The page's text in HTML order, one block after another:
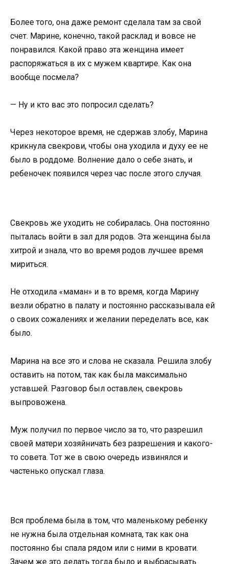
Более того, она даже ремонт сделала там за свой
счет. Марине, конечно, такой расклад и вовсе не
понравился. Какой право эта женщина имеет
распоряжаться в их с мужем квартире. Как она
вообще посмела?
— Ну и кто вас это попросил сделать?
Через некоторое время, не сдержав злобу, Марина
крикнула свекрови, чтобы она уходила и духу ее не
было в роддоме. Волнение дало о себе знать, и
ребеночек появился через час после этого случая.
Свекровь же уходить не собиралась. Она постоянно
пыталась войти в зал для родов. Эта женщина была
хитрой и знала, что во время родов лучшее время
мириться.
Не отходила «маман» и в то время, когда Марину
везли обратно в палату и постоянно рассказывала ей
о своих сожалениях и желании переделать все, как
было.
Марина на все это и слова не сказала. Решила злобу
оставить на потом, так как была максимально
уставшей. Разговор был оставлен, свекровь
выпровожена.
Муж получил по первое число за то, что разрешил
своей матери хозяйничать без разрешения и какого-
то совета. Тот же в свою очередь извинялся и
частенько опускал глаза.
Вся проблема была в том, что маленькому ребенку
не нужна была отдельная комната, так как она
постоянно бы спала рядом или с ними в кровати.
Зачем же это делать тогда было и выбрасывать